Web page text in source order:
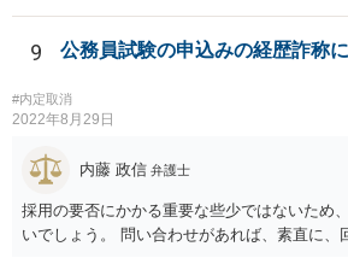
て争ってくることになると思います。 【質問
り労働審判を仕掛けられておりますが、社長
で、労働審判を無視して欠席しております。
か？ 【回答２】相手方が全く連絡することな
た場合は、申立人に主張・立証を行わせ、申
どおりの労働審判が行われることが考えられ
は無いと思います。 代理人だけも出席してい
です。 【質問３】会社の弱音を握られて復職
で、ずるずると交渉や裁判を引き延ばしてい
9 公務員試験の申込みの経歴詐称
#内定取消
2022年8月29日
内藤 政信 弁護士
採用の要否にかかる重要な些少ではないため
いでしょう。 問い合わせがあれば、素直に、